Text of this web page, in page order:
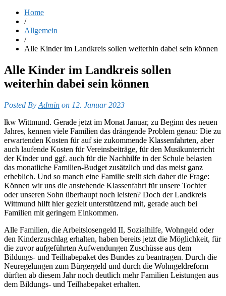
Home
/
Allgemein
/
Alle Kinder im Landkreis sollen weiterhin dabei sein können
Alle Kinder im Landkreis sollen
weiterhin dabei sein können
Posted By Admin on 12. Januar 2023
lkw Wittmund. Gerade jetzt im Monat Januar, zu Beginn des neuen
Jahres, kennen viele Familien das drängende Problem genau: Die zu
erwartenden Kosten für auf sie zukommende Klassenfahrten, aber
auch laufende Kosten für Vereinsbeiträge, für den Musikunterricht
der Kinder und ggf. auch für die Nachhilfe in der Schule belasten
das monatliche Familien-Budget zusätzlich und das meist ganz
erheblich. Und so manch eine Familie stellt sich daher die Frage:
Können wir uns die anstehende Klassenfahrt für unsere Tochter
oder unseren Sohn überhaupt noch leisten? Doch der Landkreis
Wittmund hilft hier gezielt unterstützend mit, gerade auch bei
Familien mit geringem Einkommen.
Alle Familien, die Arbeitslosengeld II, Sozialhilfe, Wohngeld oder
den Kinderzuschlag erhalten, haben bereits jetzt die Möglichkeit, für
die zuvor aufgeführten Aufwendungen Zuschüsse aus dem
Bildungs- und Teilhabepaket des Bundes zu beantragen. Durch die
Neuregelungen zum Bürgergeld und durch die Wohngeldreform
dürften ab diesem Jahr noch deutlich mehr Familien Leistungen aus
dem Bildungs- und Teilhabepaket erhalten.